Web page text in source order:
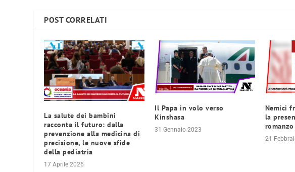
POST CORRELATI
La salute dei bambini
racconta il futuro: dalla
prevenzione alla medicina di
precisione, le nuove sfide
della pediatria
17 Aprile 2026
Il Papa in volo verso
Kinshasa
31 Gennaio 2023
Nemici
la
21